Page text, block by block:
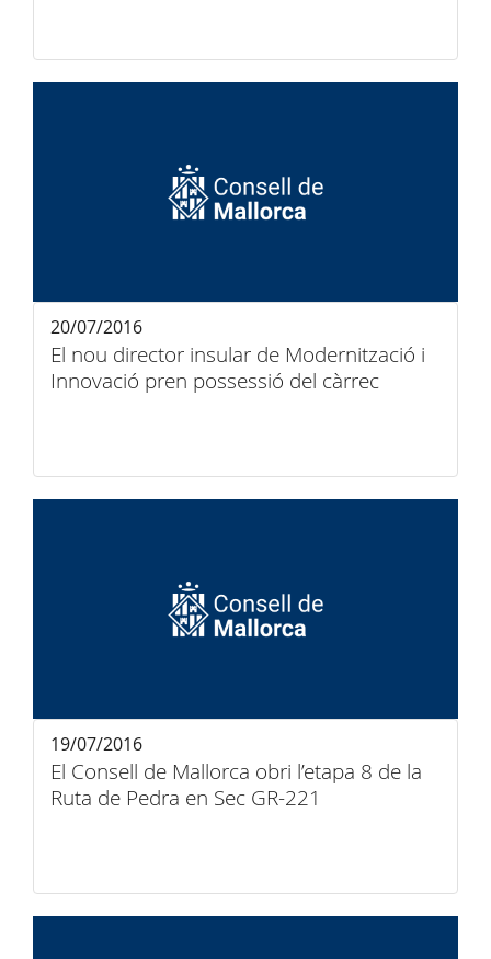
El nou director insular de Modernització i
Innovació pren possessió del càrrec
20/07/2016
El Consell de Mallorca obri l’etapa 8 de la
Ruta de Pedra en Sec GR-221
19/07/2016